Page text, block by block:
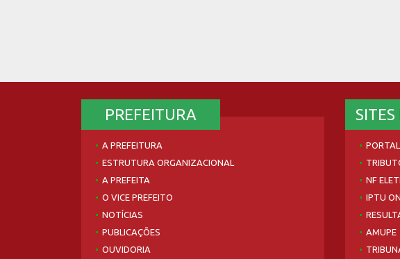
PREFEITURA
A PREFEITURA
ESTRUTURA ORGANIZACIONAL
A PREFEITA
O VICE PREFEITO
NOTÍCIAS
PUBLICAÇÕES
OUVIDORIA
SITES
NF
IPTU
AMUPE